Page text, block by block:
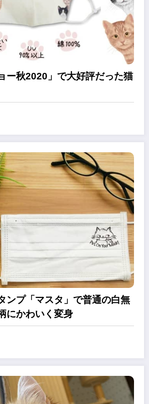
ー秋2020」で大好評だった猫
ンプ「マスタ」で普通の白無
にかわいく変身